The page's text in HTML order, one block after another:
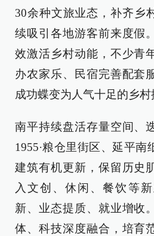
30余种文旅业态，补齐乡
续吸引各地游客前来度假
效激活乡村动能，不少青
办农家乐、民宿完善配套
成功蝶变为人气十足的乡村
南平持续盘活存量空间、
1955·粮仓里街区、延平南
建筑有机更新，保留历史
入文创、休闲、餐饮等
新、业态提质、就业增收
体、科技深度融合，培育